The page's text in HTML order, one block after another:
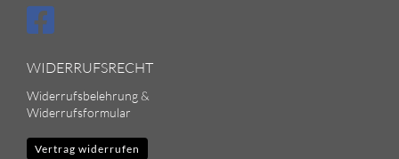
WIDERRUFSRECHT
Widerrufsbelehrung &
Widerrufsformular
Vertrag widerrufen